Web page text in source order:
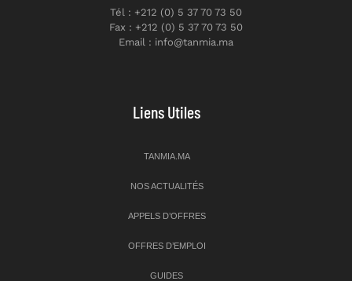
Tél : +212 (0) 5 37 70 73 50
Fax : +212 (0) 5 37 70 73 50
Email : info@tanmia.ma
Liens Utiles
TANMIA.MA
NOS ACTUALITÉS
APPELS D’OFFRES
OFFRES D’EMPLOI
GUIDES